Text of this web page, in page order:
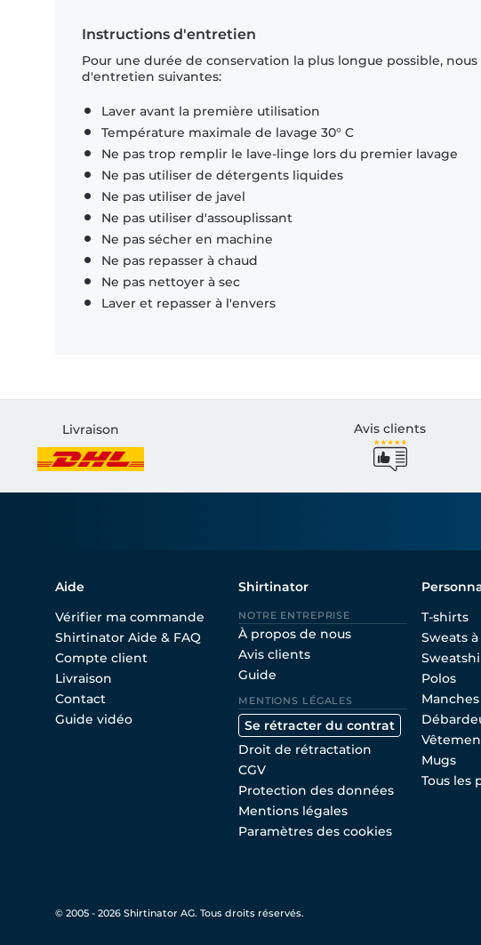
Instructions d'entretien
Pour une durée de conservation la plus longue possible,
d'entretien suivantes:
Laver avant la première utilisation
Température maximale de lavage 30° C
Ne pas trop remplir le lave-linge lors du premier lavage
Ne pas utiliser de détergents liquides
Ne pas utiliser de javel
Ne pas utiliser d'assouplissant
Ne pas sécher en machine
Ne pas repasser à chaud
Ne pas nettoyer à sec
Laver et repasser à l'envers
Livraison Avis clients
Aide
Vérifier ma commande
Shirtinator Aide & FAQ
Compte client
Livraison
Contact
Guide vidéo
Shirtinator
NOTRE ENTREPRISE
À propos de nous
Avis clients
Guide
MENTIONS LÉGALES
Se rétracter du contrat
Droit de rétractation
CGV
Protection des données
Mentions légales
Paramètres des cookies
T-shirts
Sweats
Polos
Mugs
Tous les
© 2005 - 2026 Shirtinator AG. Tous droits réservés.